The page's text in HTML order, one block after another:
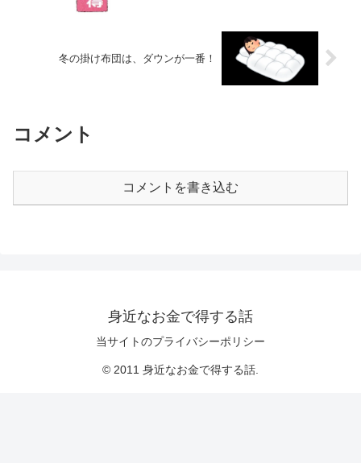
冬の掛け布団は、ダウンが一番！
コメント
コメントを書き込む
身近なお金で得する話
当サイトのプライバシーポリシー
© 2011 身近なお金で得する話.